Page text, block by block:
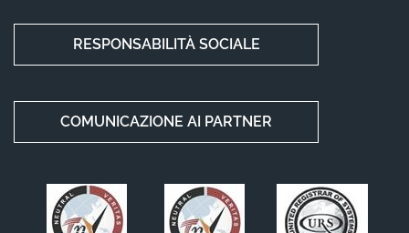
RESPONSABILITÀ SOCIALE
COMUNICAZIONE AI PARTNER